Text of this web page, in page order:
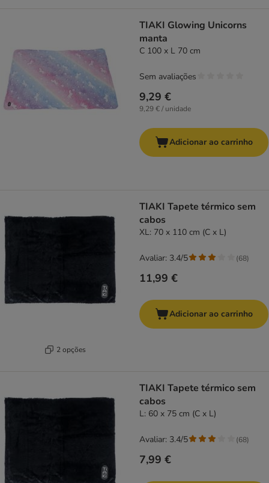
TIAKI Glowing Unicorns
manta
C 100 x L 70 cm
9,29 €
9,29 € / unidade
Sem avaliações
Adicionar ao carrinho
2 opções
TIAKI Tapete térmico sem
cabos
XL: 70 x 110 cm (C x L)
11,99 €
Avaliar: 3.4/5 (68)
Adicionar ao carrinho
TIAKI Tapete térmico sem
cabos
L: 60 x 75 cm (C x L)
7,99 €
Avaliar: 3.4/5 (68)